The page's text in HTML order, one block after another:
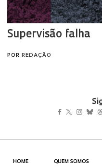
HOME QUEM SOMOS